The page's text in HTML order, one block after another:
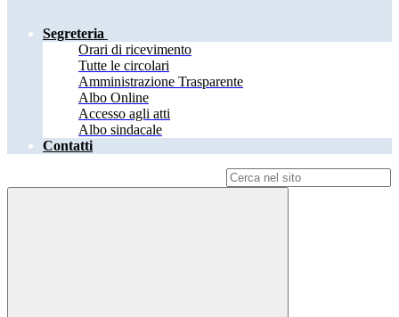
Segreteria
Orari di ricevimento
Tutte le circolari
Amministrazione Trasparente
Albo Online
Accesso agli atti
Albo sindacale
Contatti